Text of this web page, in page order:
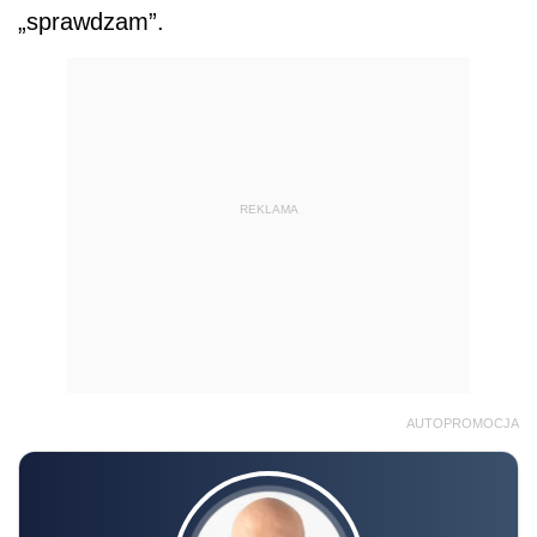
„sprawdzam”.
REKLAMA
AUTOPROMOCJA